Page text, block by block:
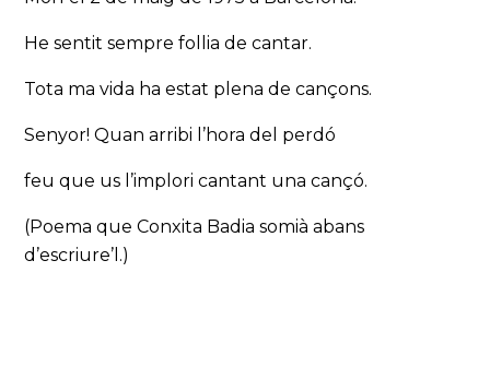
He sentit sempre follia de cantar.
Tota ma vida ha estat plena de cançons.
Senyor! Quan arribi l’hora del perdó
feu que us l’implori cantant una cançó.
(Poema que Conxita Badia somià abans
d’escriure’l.)